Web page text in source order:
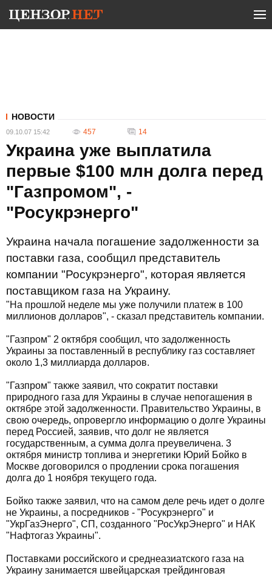
НОВОСТИ
09.10.07 15:42 457 14
Украина уже выплатила
первые $100 млн долга перед
"Газпромом", -
"Росукрэнерго"
Украина начала погашение задолженности за
поставки газа, сообщил представитель
компании "Росукрэнерго", которая является
поставщиком газа на Украину.
"На прошлой неделе мы уже получили платеж в 100
миллионов долларов", - сказал представитель компании.
"Газпром" 2 октября сообщил, что задолженность
Украины за поставленный в республику газ составляет
около 1,3 миллиарда долларов.
"Газпром" также заявил, что сократит поставки
природного газа для Украины в случае непогашения в
октябре этой задолженности. Правительство Украины, в
свою очередь, опровергло информацию о долге Украины
перед Россией, заявив, что долг не является
государственным, а сумма долга преувеличена. 3
октября министр топлива и энергетики Юрий Бойко в
Москве договорился о продлении срока погашения
долга до 1 ноября текущего года.
Бойко также заявил, что на самом деле речь идет о долге
не Украины, а посредников - "Росукрэнерго" и
"УкрГазЭнерго", СП, созданного "РосУкрЭнерго" и НАК
"Нафтогаз Украины".
Поставками российского и среднеазиатского газа на
Украину занимается швейцарская трейдинговая